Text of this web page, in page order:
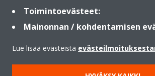
Yhteystiedot
Lämpöpumput
Toimintoevästeet:
Mainonnan / kohdentamisen
Lue lisää evästeistä